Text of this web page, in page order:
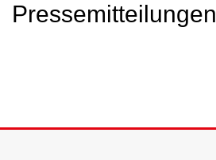
Pressemitteilungen